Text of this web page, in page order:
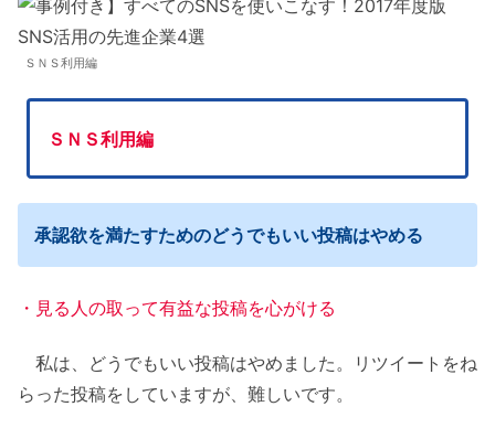
ＳＮＳ利用編
ＳＮＳ利用編
承認欲を満たすためのどうでもいい投稿はやめる
・見る人の取って有益な投稿を心がける
私は、どうでもいい投稿はやめました。リツイートをね
らった投稿をしていますが、難しいです。